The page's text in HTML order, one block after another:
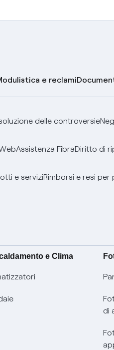
e reclami
delle controversie
Assistenza FibraDiritto di
e serviziRimborsi e resi
e Clima
di